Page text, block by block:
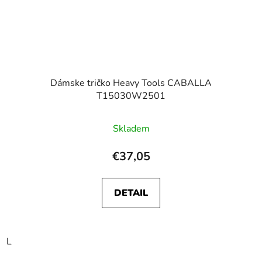
Dámske tričko Heavy Tools CABALLA
T15030W2501
Skladem
€37,05
DETAIL
L